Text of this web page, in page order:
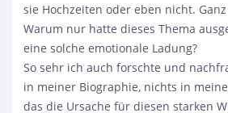
sie Hochzeiten oder eben nicht.
Warum nur hatte dieses Thema
eine solche emotionale Ladung?
So sehr ich auch forschte und
in meiner Biographie, nichts in
das die Ursache für diesen starken